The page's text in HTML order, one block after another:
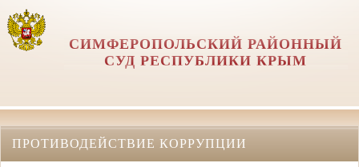
СИМФЕРОПОЛЬСКИЙ РАЙОННЫЙ
СУД РЕСПУБЛИКИ КРЫМ
ПРОТИВОДЕЙСТВИЕ КОРРУПЦИИ